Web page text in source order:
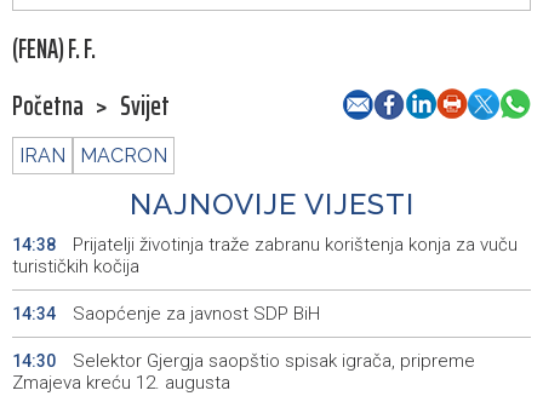
(FENA) F. F.
Početna > Svijet
IRAN MACRON
NAJNOVIJE VIJESTI
14:38
Prijatelji životinja traže zabranu korištenja konja za vuču
turističkih kočija
14:34 Saopćenje za javnost SDP BiH
14:30
Selektor Gjergja saopštio spisak igrača, pripreme
Zmajeva kreću 12. augusta